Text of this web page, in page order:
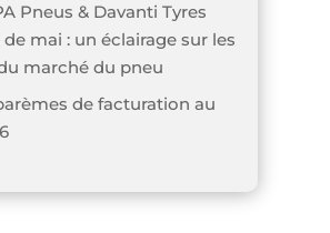
Pneus & Davanti Tyres
de mai : un éclairage sur les
marché du pneu
de facturation au